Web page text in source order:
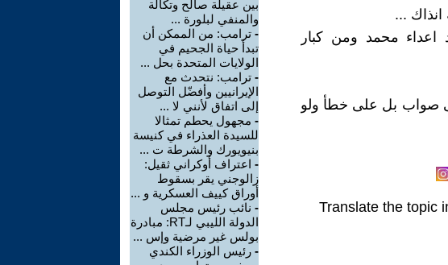
...
محمد ومن كبار
صواب بل على خطأ ولو
Translate the topic
بين عقيلة صالح وتكالة
والمنفي لبلورة ...
- ترامب: من الممكن أن
تبدأ حياة الجحيم في
الولايات المتحدة بحل ...
- ترامب: نتحدث مع
الإيرانيين وأفضّل التوصل
إلى اتفاق لأنني لا ...
- مجهول يحطم تمثالا
للسيدة العذراء في كنيسة
بنيويورك والشرطة ت ...
- اعتراف أوكراني ثقيل:
زالوجني يقر بسقوط
أوراق كييف العسكرية و ...
- نائب رئيس مجلس
الدولة الليبي لـRT: مبادرة
بولس غير مرضية وإس ...
- رئيس الوزراء الكندي